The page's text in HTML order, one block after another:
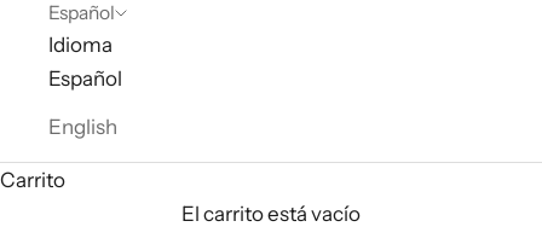
Español
Idioma
Español
English
Carrito
El carrito está vacío